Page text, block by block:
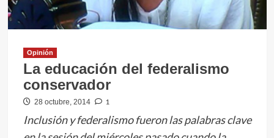
bolsillo
Opinión
La educación del federalismo
conservador
28 octubre, 2014 1
Inclusión y federalismo fueron las palabras clave